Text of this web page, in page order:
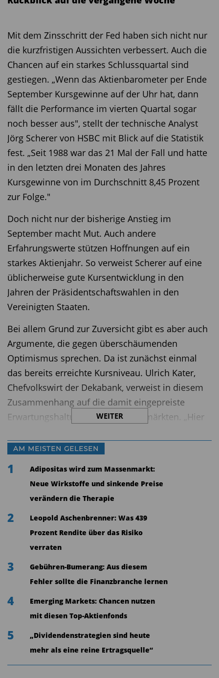
Mit dem Zinsschritt der Fed haben sich nicht nur
die kurzfristigen Aussichten verbessert. Auch die
Chancen auf ein starkes Schlussquartal sind
gestiegen. „Wenn das Aktienbarometer per Ende
September Kursgewinne auf der Uhr hat, dann
fällt die Performance im vierten Quartal sogar
noch besser aus", stellt der technische Analyst
Jörg Scherer von HSBC mit Blick auf die Statistik
fest. „Seit 1988 war das 21 Mal der Fall und hatte
in den letzten drei Monaten des Jahres
Kursgewinne von im Durchschnitt 8,45 Prozent
zur Folge."
Doch nicht nur der bisherige Anstieg im
September macht Mut. Auch andere
Erfahrungswerte stützen Hoffnungen auf ein
starkes Aktienjahr. So verweist Scherer auf eine
üblicherweise gute Kursentwicklung in den
Jahren der Präsidentschaftswahlen in den
Vereinigten Staaten.
Bei allem Grund zur Zuversicht gibt es aber auch
Argumente, die gegen überschäumenden
Optimismus sprechen. Da ist zunächst einmal
das bereits erreichte Kursniveau. Ulrich Kater,
Chefvolkswirt der Dekabank, verweist in diesem
Zusammenhang auf die damit eingepreiste
Erwartungshaltung an den Finanzmärkten. „Hier
gebildet, dass die Geldpolitik im Sommer oder im
Hinzu kommt die Konkurrenz durch die
Anleihemärkte, die nach Jahren der Magerzinsen
wieder attraktivere Anlagemöglichkeiten bieten
und damit einen Teil des Anlegervermögens
RENDITE DEUTSCHER STAATSANLEIHEN:
LAUFZEIT 10 JAHRE
4
WEITER
AM MEISTEN GELESEN
1
Adipositas wird zum Massenmarkt:
Neue Wirkstoffe und sinkende Preise
verändern die Therapie
2
Leopold Aschenbrenner: Was 439
Prozent Rendite über das Risiko
verraten
3
Gebühren-Bumerang: Aus diesem
Fehler sollte die Finanzbranche lernen
4
Emerging Markets: Chancen nutzen
mit diesen Top-Aktienfonds
5
„Dividendenstrategien sind heute
mehr als eine reine Ertragsquelle“